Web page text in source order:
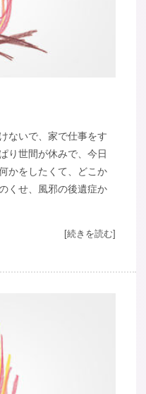
ないで、家で仕事をす
り世間が休みで、今日
かをしたくて、どこか
くせ、風邪の後遺症か
[続きを読む]